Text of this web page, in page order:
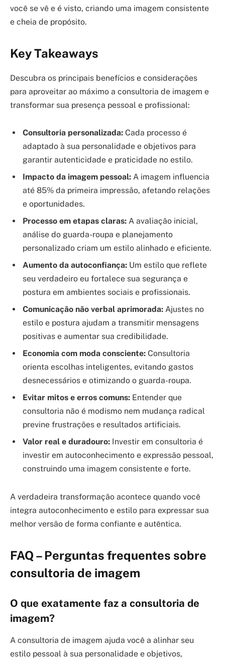
você se vê e é visto, criando uma imagem consistente
e cheia de propósito.
Key Takeaways
Descubra os principais benefícios e considerações
para aproveitar ao máximo a consultoria de imagem e
transformar sua presença pessoal e profissional:
Consultoria personalizada: Cada processo é
adaptado à sua personalidade e objetivos para
garantir autenticidade e praticidade no estilo.
Impacto da imagem pessoal: A imagem influencia
até 85% da primeira impressão, afetando relações
e oportunidades.
Processo em etapas claras: A avaliação inicial,
análise do guarda-roupa e planejamento
personalizado criam um estilo alinhado e eficiente.
Aumento da autoconfiança: Um estilo que reflete
seu verdadeiro eu fortalece sua segurança e
postura em ambientes sociais e profissionais.
Comunicação não verbal aprimorada: Ajustes no
estilo e postura ajudam a transmitir mensagens
positivas e aumentar sua credibilidade.
Economia com moda consciente: Consultoria
orienta escolhas inteligentes, evitando gastos
desnecessários e otimizando o guarda-roupa.
Evitar mitos e erros comuns: Entender que
consultoria não é modismo nem mudança radical
previne frustrações e resultados artificiais.
Valor real e duradouro: Investir em consultoria é
investir em autoconhecimento e expressão pessoal,
construindo uma imagem consistente e forte.
A verdadeira transformação acontece quando você
integra autoconhecimento e estilo para expressar sua
melhor versão de forma confiante e autêntica.
FAQ – Perguntas frequentes sobre
consultoria de imagem
O que exatamente faz a consultoria de
imagem?
A consultoria de imagem ajuda você a alinhar seu
estilo pessoal à sua personalidade e objetivos,